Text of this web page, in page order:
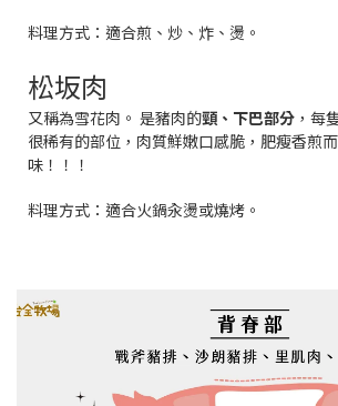
料理方式： 適合煎、炒、炸、燙。
松坂肉
又稱為雪花肉。 是豬肉的頸、下巴部分 ，每
很稀有的部位，肉質鮮嫩口感脆，肥瘦香煎
味！！！
料理方式： 適合火鍋汆燙或燒烤。